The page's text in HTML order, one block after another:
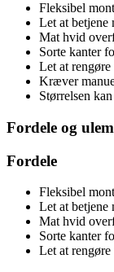
Fleksibel
Let at betjene
Mat hvid
Sorte kanter
Let at
Kræver
Størrelsen
Fordele og
Fordele
Fleksibel
Let at betjene
Mat hvid
Sorte kanter
Let at